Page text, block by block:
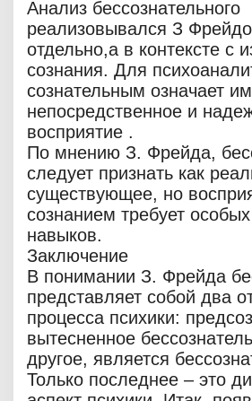
Анализ бессознательного
реализовывался З
отдельно,а в контексте с
сознания. Для
сознательным означает
непосредственное и
восприятие .
По мнению З. Фрейда,
следует признать как
существующее, но
сознанием требует
навыков.
Заключение
В понимании З. Фрейда
представляет собой два
процесса психики:
вытесненное
другое, является
Только последнее – это